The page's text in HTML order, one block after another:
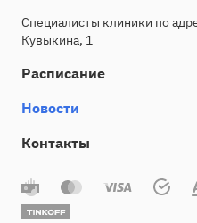
Специалисты клиники по
Кувыкина, 1
Расписание
Новости
Контакты